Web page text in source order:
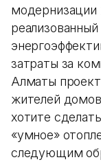
модернизации
затраты за
Алматы
жителей
хотите
«умное»
следующим